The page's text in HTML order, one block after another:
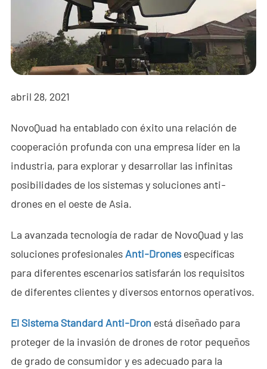
- - - ND-BR001 Radar de Detección de Drones
- - - ND-BR014 Radar de Detección de Drones
- - - ND-BR022 Radar de Detección de Drones
- - - ND-BD008 Jammer Direccional Anti-Dron de Banda
- - - ND-BD018 Jammer Direccional Anti-Dron de Banda
- - Cámara Anti-Dron
- - - ND-BR002 Detector RF Anti-Dron
- - - ND-BR016 Detector RF Anti-Dron de Banda Completa
abril 28, 2021
NovoQuad ha entablado con éxito una relación de
cooperación profunda con una empresa líder en la
industria, para explorar y desarrollar las infinitas
posibilidades de los sistemas y soluciones anti-
drones en el oeste de Asia.
La avanzada tecnología de radar de NovoQuad y las
soluciones profesionalesAnti-Dronesespecíficas
para diferentes escenarios satisfarán los requisitos
de diferentes clientes y diversos entornos operativos.
El Sistema Standard Anti-Dron está diseñado para
proteger de la invasión de drones de rotor pequeños
de grado de consumidor y es adecuado para la